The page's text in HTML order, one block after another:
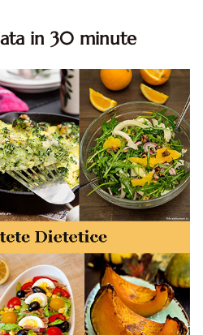
in 30 minute
rapide de mancare. Idei
rapid